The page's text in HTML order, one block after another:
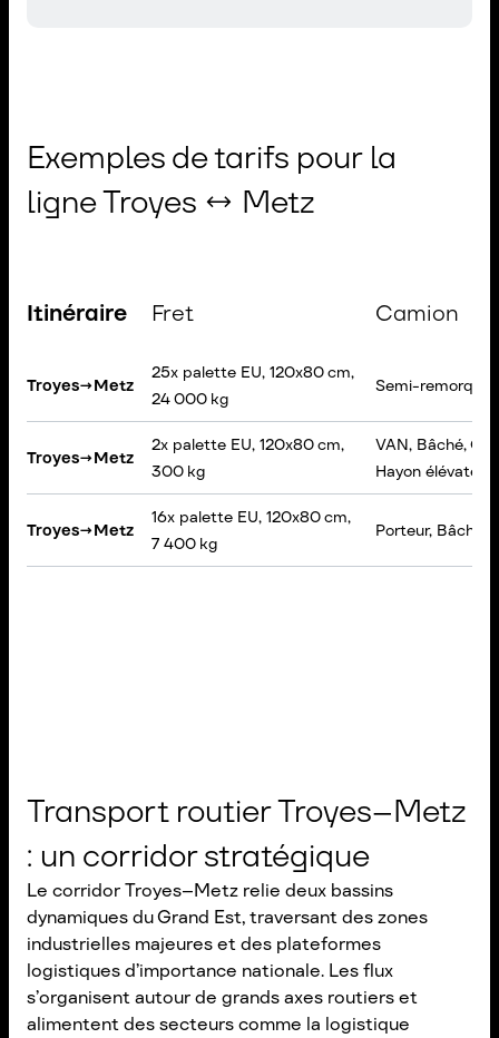
Exemples de tarifs pour la
ligne Troyes ↔ Metz
Itinéraire Fret Camion
Troyes→Metz
25x palette EU, 120x80 cm,
24 000 kg
Semi-remorque,
Troyes→Metz
2x palette EU, 120x80 cm,
300 kg
VAN, Bâché,
Hayon élévateur
Troyes→Metz
16x palette EU, 120x80 cm,
7 400 kg
Porteur, Bâché
Transport routier Troyes–Metz
: un corridor stratégique
Le corridor Troyes–Metz relie deux bassins
dynamiques du Grand Est, traversant des zones
industrielles majeures et des plateformes
logistiques d’importance nationale. Les flux
s’organisent autour de grands axes routiers et
alimentent des secteurs comme la logistique